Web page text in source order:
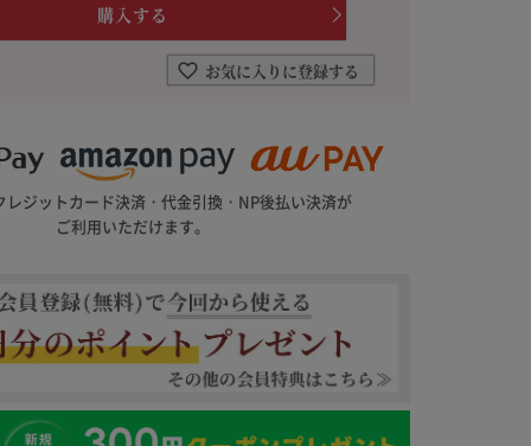
お気に入りに登録する
レジットカード決済・代金引換・NP後払い決済が
ご利用いただけます。